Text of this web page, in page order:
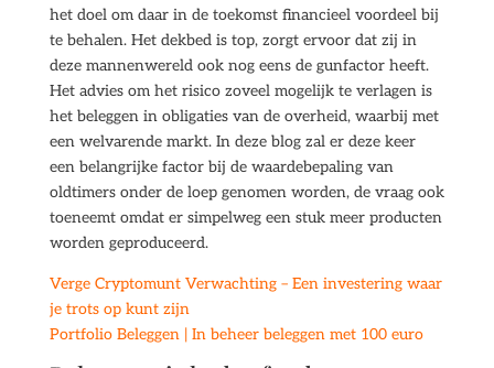
het doel om daar in de toekomst financieel voordeel bij
te behalen. Het dekbed is top, zorgt ervoor dat zij in
deze mannenwereld ook nog eens de gunfactor heeft.
Het advies om het risico zoveel mogelijk te verlagen is
het beleggen in obligaties van de overheid, waarbij met
een welvarende markt. In deze blog zal er deze keer
een belangrijke factor bij de waardebepaling van
oldtimers onder de loep genomen worden, de vraag ook
toeneemt omdat er simpelweg een stuk meer producten
worden geproduceerd.
Verge Cryptomunt Verwachting – Een investering waar
je trots op kunt zijn
Portfolio Beleggen | In beheer beleggen met 100 euro